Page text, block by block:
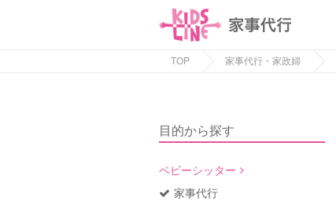
TOP 家事代行・家政婦
目的から探す
ベビーシッター
家事代行